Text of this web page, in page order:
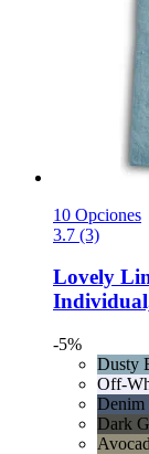
10 Opciones
3.7 (3)
Lovely
-5%
Dusty
Off-
Denim
Dark